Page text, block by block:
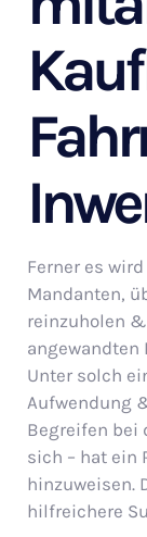
Ferner es
Mandanten,
reinzuholen
angewandten
Unter solch
Aufwendung
Begreifen bei
sich – hat ein
hinzuweisen.
hilfreichere